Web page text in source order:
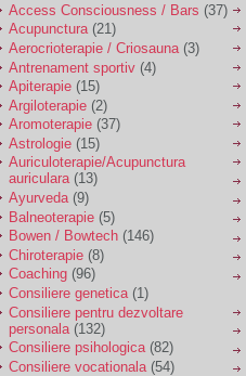
Ma aflu aici pentru ca
vreau sa stiu daca am
nevoie de un psiholog
sau psihiatru.
Sunt casatorita, am
31 de ani si un copil in
varsta de 2 ani care
mi-e lumina ochilor.
De ceva timp simt ca
mi s-a adunat
oboseala, o oboseala
cronica de care nu pot
scapa si simt ca din
cauza ei nu pot
controla nervii si
cateodata are copilul
de suferit.
Access Consciousness / Bars (37)
Acupunctura(21)
Aerocrioterapie / Criosauna (3)
Antrenament sportiv (4)
Apiterapie (15)
Argiloterapie (2)
Aromoterapie (37)
Astrologie (15)
Auriculoterapie/Acupunctura
auriculara(13)
Ayurveda(9)
Balneoterapie (5)
Bowen / Bowtech (146)
Chiroterapie (8)
Coaching (96)
Consiliere genetica(1)
Consiliere pentru dezvoltare
personala (132)
Consiliere psihologica(82)
Consiliere vocationala (54)